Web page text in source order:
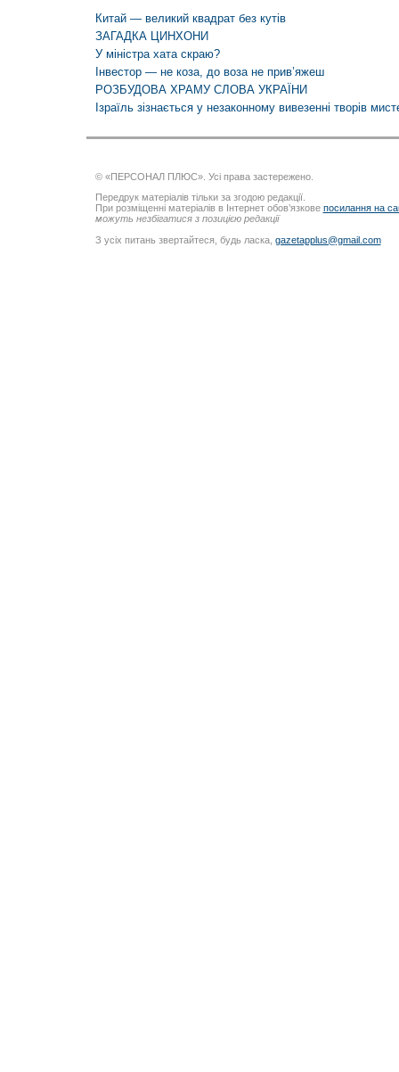
Китай — великий квадрат без кутів
ЗАГАДКА ЦИНХОНИ
У міністра хата скраю?
Інвестор — не коза, до воза не прив’яжеш
РОЗБУДОВА ХРАМУ СЛОВА УКРАЇНИ
Ізраїль зізнається у незаконному вивезенні творів
© «ПЕРСОНАЛ ПЛЮС». Усі права застережено.
Передрук матеріалів тільки за згодою редакції.
При розміщенні матеріалів в Інтернет обов’язкове посилання на
можуть незбігатися з позицією редакції
З усіх питань звертайтеся, будь ласка, gazetapplus@gmail.com